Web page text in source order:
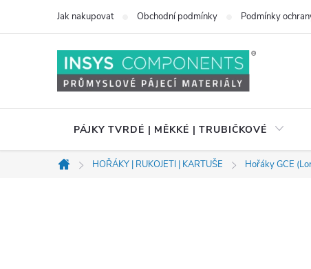
Jak nakupovat Obchodní podmínky Podmínky
PÁJKY TVRDÉ | MĚKKÉ | TRUBIČKOVÉ
Domů
HOŘÁKY | RUKOJETI | KARTUŠE Hořáky GCE